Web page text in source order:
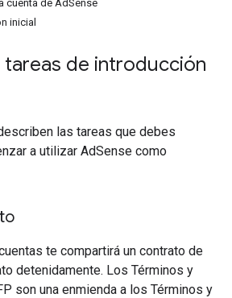
cuenta de AdSense
inicial
tareas de introducción
las tareas que debes
a utilizar AdSense como
te compartirá un contrato de
detenidamente. Los Términos y
son una enmienda a los Términos y